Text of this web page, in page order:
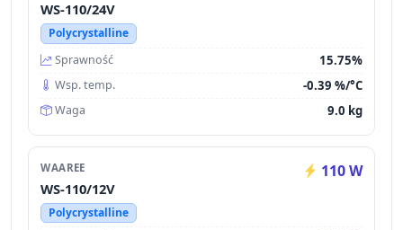
WS-110/24V
Polycrystalline
Sprawność
15.75%
Wsp. temp. -0.39 %/°C
Waga 9.0 kg
WAAREE 110 W
WS-110/12V
Polycrystalline